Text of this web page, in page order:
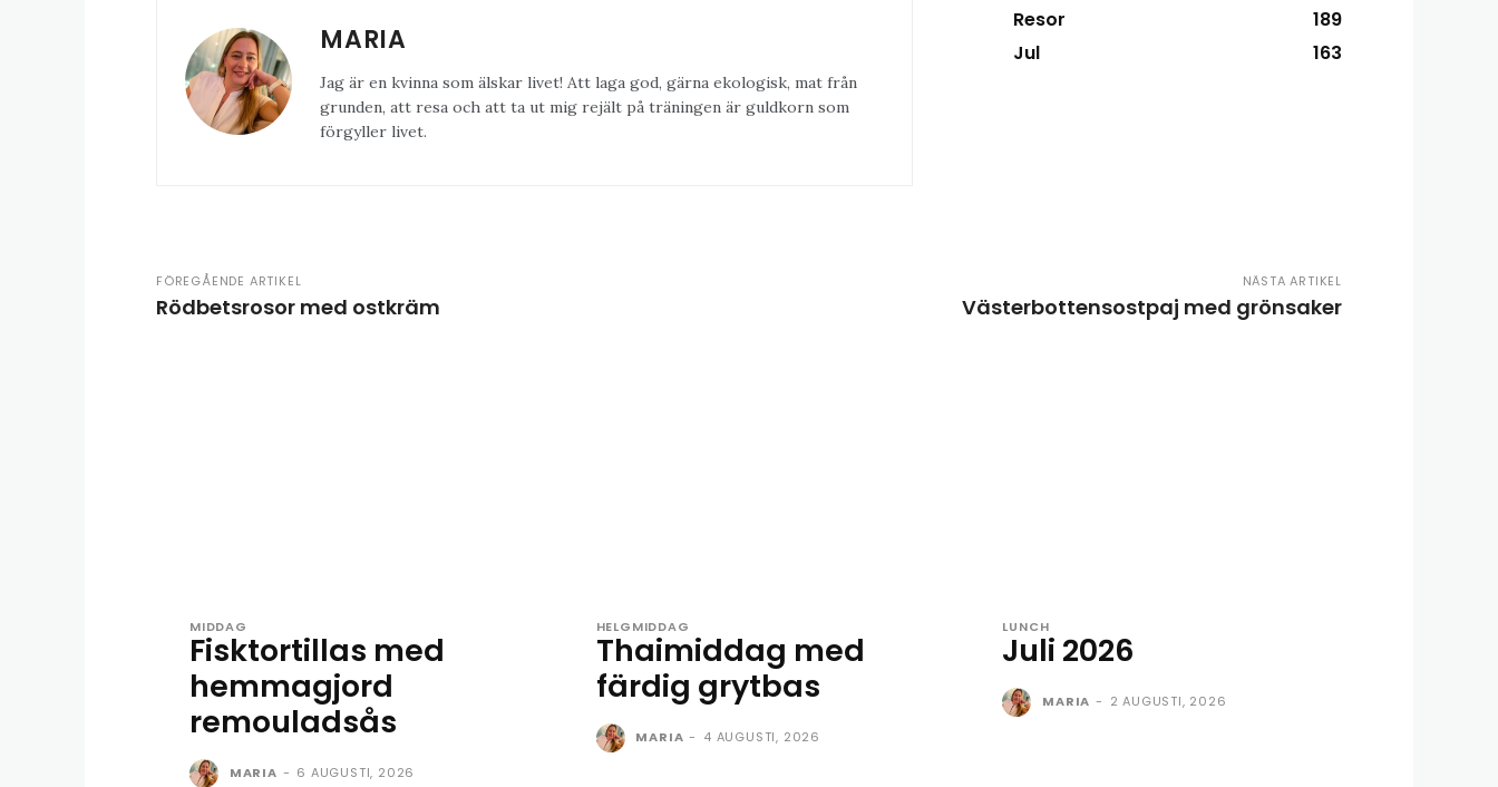
MARIA
Jag är en kvinna som älskar livet! Att laga god, gärna ekologisk, mat från
grunden, att resa och att ta ut mig rejält på träningen är guldkorn som
förgyller livet.
Resor
189
Jul
163
FÖREGÅENDE ARTIKEL
Rödbetsrosor med ostkräm
NÄSTA ARTIKEL
Västerbottensostpaj med grönsaker
MIDDAG
Fisktortillas med
hemmagjord
remouladsås
MARIA - 6 AUGUSTI, 2026
HELGMIDDAG
Thaimiddag med
färdig grytbas
MARIA - 4 AUGUSTI, 2026
LUNCH
Juli 2026
MARIA - 2 AUGUSTI, 2026